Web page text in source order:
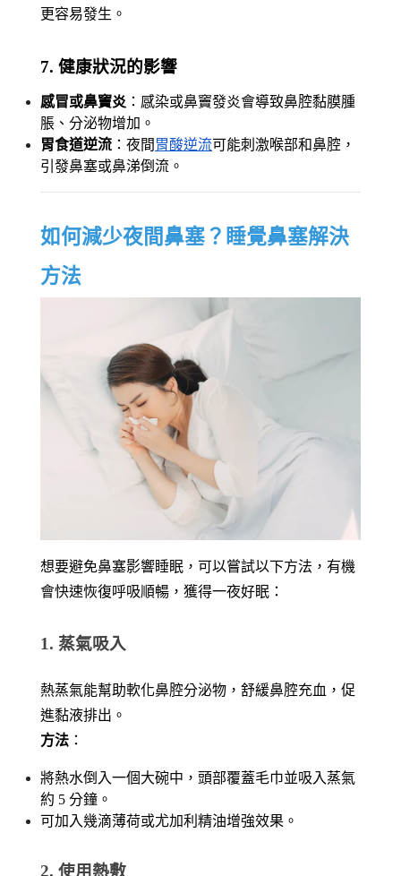
更容易發生。
7. 健康狀況的影響
感冒或鼻竇炎 ：感染或鼻竇發炎會導致鼻腔黏膜腫
脹、分泌物增加。
胃食道逆流 ：夜間 胃酸逆流可能刺激喉部和鼻腔，
引發鼻塞或鼻涕倒流。
如何減少夜間鼻塞？睡覺鼻塞解決
方法
想要避免鼻塞影響睡眠，可以嘗試以下方法，有機
會快速恢復呼吸順暢，獲得一夜好眠：
1. 蒸氣吸入
熱蒸氣能幫助軟化鼻腔分泌物，舒緩鼻腔充血，促
進黏液排出。
方法 ：
將熱水倒入一個大碗中，頭部覆蓋毛巾並吸入蒸氣
約 5 分鐘。
可加入幾滴薄荷或尤加利精油增強效果。
2. 使用熱敷